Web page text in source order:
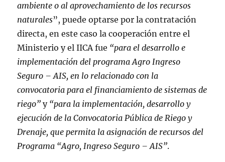
ambiente o al aprovechamiento de los recursos
naturales”, puede optarse por la contratación
directa, en este caso la cooperación entre el
Ministerio y el IICA fue “para el desarrollo e
implementación del programa Agro Ingreso
Seguro – AIS, en lo relacionado con la
convocatoria para el financiamiento de sistemas de
riego” y“para la implementación, desarrollo y
ejecución de la Convocatoria Pública de Riego y
Drenaje, que permita la asignación de recursos del
Programa “Agro, Ingreso Seguro – AIS”.